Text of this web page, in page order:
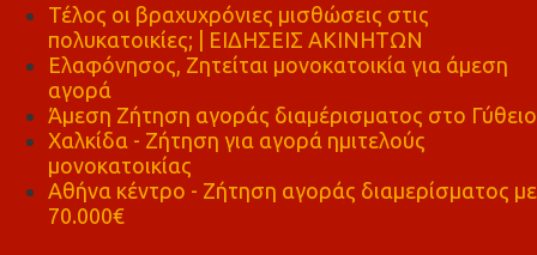
Τέλος οι βραχυχρόνιες μισθώσεις στις
πολυκατοικίες; | ΕΙΔΗΣΕΙΣ ΑΚΙΝΗΤΩΝ
Ελαφόνησος, Ζητείται μονοκατοικία για άμεση
αγορά
Άμεση Ζήτηση αγοράς διαμέρισματος στο Γύθειο
Χαλκίδα - Ζήτηση για αγορά ημιτελούς
μονοκατοικίας
Αθήνα κέντρο - Ζήτηση αγοράς διαμερίσματος με
70.000€